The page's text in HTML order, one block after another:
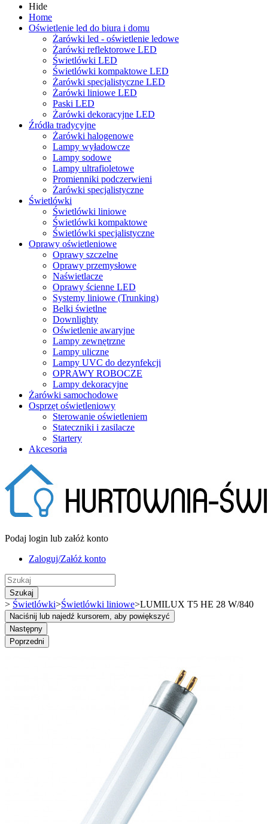
Hide
Home
Oświetlenie led do biura i domu
Żarówki led - oświetlenie ledowe
Żarówki reflektorowe LED
Świetlówki LED
Świetlówki kompaktowe LED
Żarówki specjalistyczne LED
Żarówki liniowe LED
Paski LED
Żarówki dekoracyjne LED
Źródła tradycyjne
Żarówki halogenowe
Lampy wyładowcze
Lampy sodowe
Lampy ultrafioletowe
Promienniki podczerwieni
Żarówki specjalistyczne
Świetlówki
Świetlówki liniowe
Świetlówki kompaktowe
Świetlówki specjalistyczne
Oprawy oświetleniowe
Oprawy szczelne
Oprawy przemysłowe
Naświetlacze
Oprawy ścienne LED
Systemy liniowe (Trunking)
Belki świetlne
Downlighty
Oświetlenie awaryjne
Lampy zewnętrzne
Lampy uliczne
Lampy UVC do dezynfekcji
OPRAWY ROBOCZE
Lampy dekoracyjne
Żarówki samochodowe
Osprzęt oświetleniowy
Sterowanie oświetleniem
Stateczniki i zasilacze
Startery
Akcesoria
Podaj login lub załóż konto
Zaloguj/Załóż konto
Szukaj
> Świetlówki>Świetlówki liniowe>LUMILUX T5 HE 28 W/840
Naciśnij lub najedź kursorem, aby powiększyć
Następny
Poprzedni